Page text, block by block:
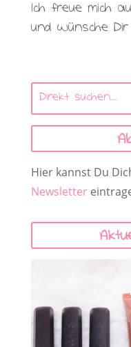
Ich freue mich
und wünsche
Hier kannst Du
Newsletter